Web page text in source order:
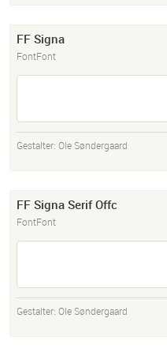
FF Signa
FontFont
Gestalter: Ole Søndergaard
FF Signa Serif Offc
FontFont
Gestalter: Ole Søndergaard